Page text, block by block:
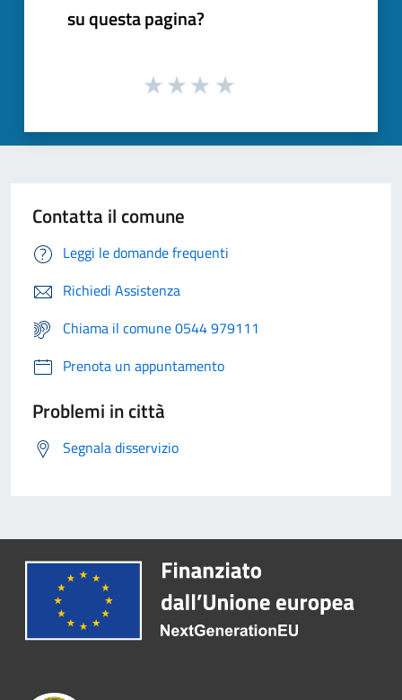
su questa pagina?
Contatta il comune
Leggi le domande frequenti
Richiedi Assistenza
Chiama il comune 0544 979111
Prenota un appuntamento
Problemi in città
Segnala disservizio